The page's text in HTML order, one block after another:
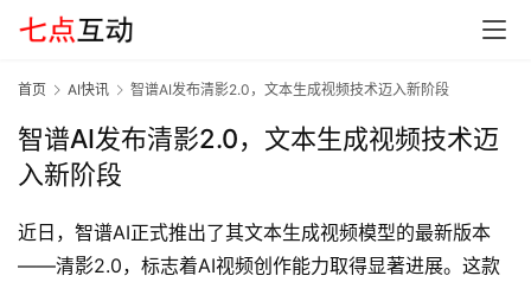
页
首页 AI快讯 智谱AI发布清影2.0，文本生成视频技术迈入新阶段
智谱AI发布清影2.0，文本生成视频技术迈
入新阶段
近日，智谱AI正式推出了其文本生成视频模型的最新版本
——清影2.0，标志着AI视频创作能力取得显著进展。这款